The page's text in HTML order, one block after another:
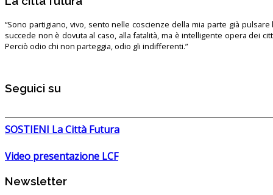
“Sono partigiano, vivo, sento nelle coscienze della mia parte già pulsare
succede non è dovuta al caso, alla fatalità, ma è intelligente opera dei
Perciò odio chi non parteggia, odio gli indifferenti.”
Seguici su
SOSTIENI La Città Futura
Video presentazione LCF
Newsletter